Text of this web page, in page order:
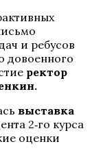
и ребусов
довоенного
ректор
выставка
2‑го курса
оценки